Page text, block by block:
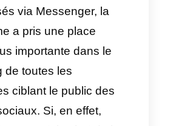
un outil
dans la
entre entreprises
sur le réseau social.